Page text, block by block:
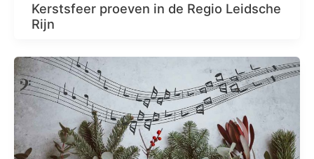
Kerstsfeer proeven in de Regio Leidsche
Rijn